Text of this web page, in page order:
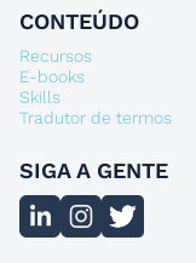
CONTEÚDO
Recursos
E-books
Skills
Tradutor de termos
SIGA A GENTE